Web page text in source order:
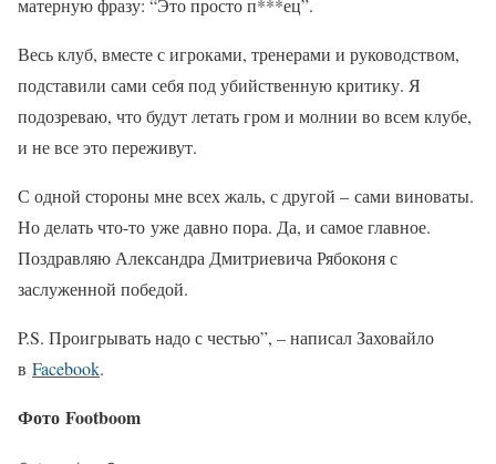
матерную фразу: “Это просто п***ец”.
Весь клуб, вместе с игроками, тренерами и руководством,
подставили сами себя под убийственную критику. Я
подозреваю, что будут летать гром и молнии во всем клубе,
и не все это переживут.
С одной стороны мне всех жаль, с другой – сами виноваты.
Но делать что-то уже давно пора. Да, и самое главное.
Поздравляю Александра Дмитриевича Рябоконя с
заслуженной победой.
P.S. Проигрывать надо с честью”, – написал Заховайло
в Facebook.
Фото Footboom